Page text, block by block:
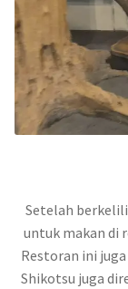
Setelah
untuk makan di
Restoran ini
Shikotsu juga